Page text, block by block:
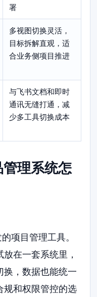
署
多视图切换灵活，
目标拆解直观，适
合业务侧项目推进
与飞书文档和即时
通讯无缝打通，减
少多工具切换成本
理系统怎
项目管理工具。
在一套系统里，
换，数据也能统一
规和权限管控的选